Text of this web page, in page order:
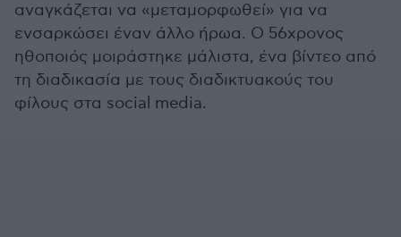
αναγκάζεται να «μεταμορφωθεί» για να
ενσαρκώσει έναν άλλο ήρωα. Ο 56χρονος
ηθοποιός μοιράστηκε μάλιστα, ένα βίντεο από
τη διαδικασία με τους διαδικτυακούς του
φίλους στα social media.